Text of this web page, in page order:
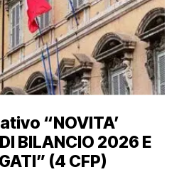
“NOVITA’
BILANCIO 2026 E
(4 CFP)